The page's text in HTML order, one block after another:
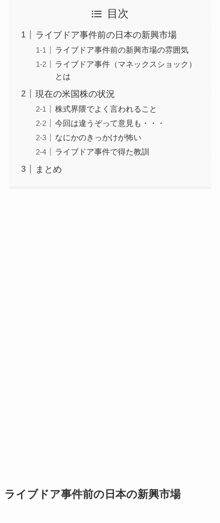
目次
ライブドア事件前の日本の新興市場
ライブドア事件前の新興市場の雰囲気
ライブドア事件（マネックスショック）
とは
現在の米国株の状況
株式界隈でよく言われること
今回は違うぞって意見も・・・
なにかのきっかけが怖い
ライブドア事件で得た教訓
まとめ
ライブドア事件前の日本の新興市場